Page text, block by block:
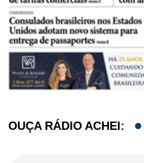
OUÇA RÁDIO ACHEI: